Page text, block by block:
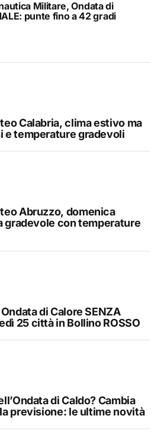
Militare, Ondata di
punte fino a 42 gradi
Calabria, clima estivo ma
e temperature gradevoli
Abruzzo, domenica
gradevole con temperature
di Calore SENZA
25 città in Bollino ROSSO
di Caldo? Cambia
previsione: le ultime novità